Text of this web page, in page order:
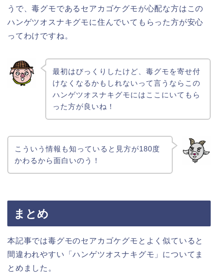
うで、毒グモであるセアカゴケグモが心配な方はこの
ハンゲツオスナキグモに住んでいてもらった方が安心
ってわけですね。
最初はびっくりしたけど、毒グモを寄せ付
けなくなるかもしれないって言うならこの
ハンゲツオスナキグモにはここにいてもら
った方が良いね！
こういう情報も知っていると見方が180度
かわるから面白いのう！
まとめ
本記事では毒グモのセアカゴケグモとよく似ていると
間違われやすい「ハンゲツオスナキグモ」についてま
とめました。